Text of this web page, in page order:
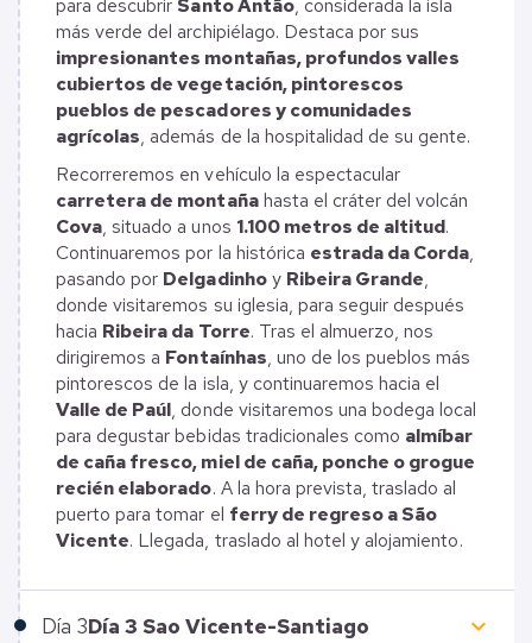
para descubrir Santo Antão, considerada la isla
más verde del archipiélago. Destaca por sus
impresionantes montañas, profundos valles
cubiertos de vegetación, pintorescos
pueblos de pescadores y comunidades
agrícolas, además de la hospitalidad de su gente.
Recorreremos en vehículo la espectacular
carretera de montañahasta el cráter del volcán
Cova, situado a unos 1.100 metros de altitud.
Continuaremos por la histórica estrada da Corda,
pasando por Delgadinhoy Ribeira Grande,
donde visitaremos su iglesia, para seguir después
hacia Ribeira da Torre. Tras el almuerzo, nos
dirigiremos a Fontaínhas, uno de los pueblos más
pintorescos de la isla, y continuaremos hacia el
Valle de Paúl, donde visitaremos una bodega local
para degustar bebidas tradicionales como almíbar
de caña fresco, miel de caña, ponche o grogue
recién elaborado. A la hora prevista, traslado al
puerto para tomar el ferry de regreso a São
Vicente. Llegada, traslado al hotel y alojamiento.
Día 3Día 3 Sao Vicente-Santiago keyboard_arrow_down